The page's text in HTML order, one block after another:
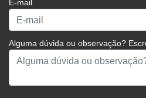
HORÁRIOS DE FUNCIONAMENTO
SHOWROOM
De segunda a sexta, das 8h às 18h.